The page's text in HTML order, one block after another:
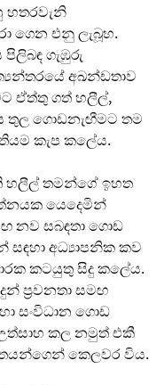
හතරවැනි
ගෙන එනු ලැබූහ.
පිලිබඳ ගැඹුරු
අඛන්ඩතාව
ඒත්තු ගත් හලීල්,
තුල ගොඩනැඟීමට තම
කැප කලේය.
හලීල් තමන්ගේ ඉහත
යෙදෙමින්
නව සබඳතා ගොඩ
අධ්‍යාපනික කව
කටයුතු සිදු කලේය.
ප්‍රවනතා සමඟ
සංවිධාන ගොඩ
කල නමුත් එකී
කෙලවර විය.